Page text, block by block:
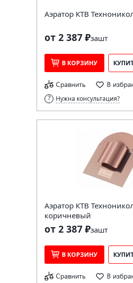
Аэратор КТВ
от 2 387 ₽зашт
В КОРЗИНУ
Сравнить В
Нужна консультация?
Аэратор КТВ
коричневый
от 2 387 ₽зашт
В КОРЗИНУ
Сравнить В